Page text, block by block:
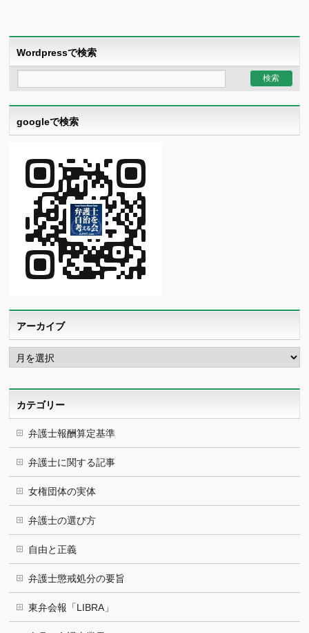
Wordpressで検索
googleで検索
アーカイブ
ア
ー
カ
カテゴリー
弁護士報酬算定基準
弁護士に関する記事
女権団体の実体
弁護士の選び方
自由と正義
弁護士懲戒処分の要旨
東弁会報「LIBRA」